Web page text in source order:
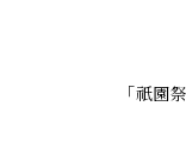
「祇園